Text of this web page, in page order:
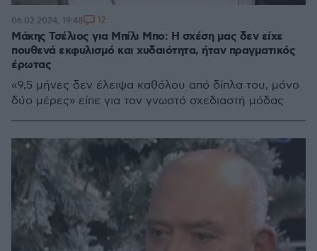
Μάκης Τσέλιος για Μπίλι Μπο: Η σχέση μας δεν είχε
πουθενά εκφυλισμό και χυδαιότητα, ήταν πραγματικός
έρωτας
«9,5 μήνες δεν έλειψα καθόλου από δίπλα του, μόνο
δύο μέρες» είπε για τον γνωστό σχεδιαστή μόδας
06.02.2024, 19:48 12